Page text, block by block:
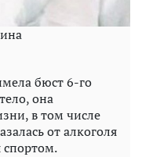
бюст 6-го
она
в том числе
от алкоголя
спортом.